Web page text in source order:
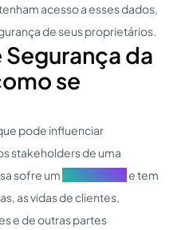
acesso a esses dados,
de seus proprietários.
da
se
pode influenciar
stakeholders de uma
sofre um
e tem
as vidas de clientes,
e de outras partes